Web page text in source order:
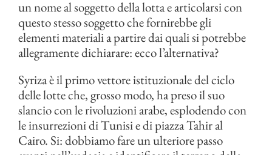
un nome al soggetto della lotta e articolarsi con
questo stesso soggetto che fornirebbe gli
elementi materiali a partire dai quali si potrebbe
allegramente dichiarare: ecco l’alternativa?
Syriza è il primo vettore istituzionale del ciclo
delle lotte che, grosso modo, ha preso il suo
slancio con le rivoluzioni arabe, esplodendo con
le insurrezioni di Tunisi e di piazza Tahir al
Cairo. Si: dobbiamo fare un ulteriore passo